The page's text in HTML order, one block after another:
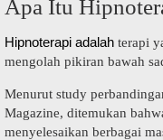
Apa Itu
Hipnoterapi adalah terapi
mengolah pikiran bawah
Menurut study
Magazine, ditemukan
menyelesaikan berbagai